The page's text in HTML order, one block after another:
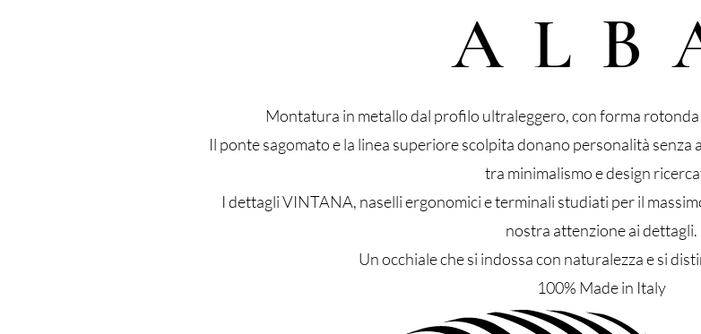
Montatura in metallo dal profilo ultraleggero, con forma
Il ponte sagomato e la linea superiore scolpita donano personalità
tra minimalismo e design
I dettagli VINTANA, naselli ergonomici e terminali studiati per il
nostra attenzione ai dettagli.
Un occhiale che si indossa con naturalezza e si
100% Made in Italy